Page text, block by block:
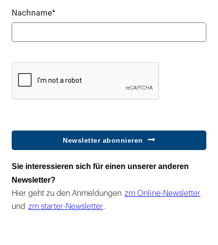
Nachname*
Newsletter abonnieren
Sie interessieren sich für einen unserer anderen
Newsletter?
Hier geht zu den Anmeldungen zm Online-Newsletter
und zm starter-Newsletter .